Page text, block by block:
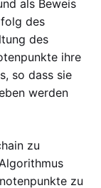
als Beweis
des
des
ihre
so dass sie
werden
zu
zu